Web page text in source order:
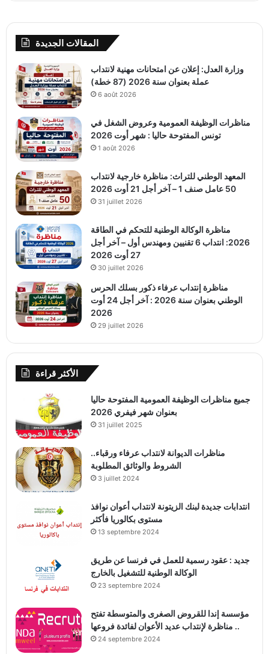
المقالات الجديدة
وزارة العدل: إعلان عن امتحانات مهنية لانتداب
عملة بعنوان سنة 2026 (87 خطة)
6 août 2026
مناظرات الوظيفة العمومية وعروض الشغل في
تونس المفتوحة حاليا : شهر أوت 2026
1 août 2026
المعهد الوطني للتراث: مناظرة خارجية لانتداب
50 عامل صنف 1 – آخر أجل 21 أوت 2026
31 juillet 2026
مناظرة الوكالة الوطنية للتحكم في الطاقة
2026: انتداب 6 تقنيين ومهندس أول – آخر أجل
27 أوت 2026
30 juillet 2026
مناظرة إنتداب عرفاء ذكور بسلك الحرس
الوطني بعنوان سنة 2026 : آخر أجل 24 أوت
2026
29 juillet 2026
الأكثر قراءة
جميع مناظرات الوظيفة العمومية المفتوحة حاليا
بعنوان شهر فيفري 2026
31 juillet 2025
مناظرات الديوانة لانتداب عرفاء ورقباء..
الشروط والوثائق المطلوبة
3 juillet 2024
انتدابات جديدة لبنك الزيتونة لانتداب أعوان نوافذ
مستوى بكالوريا فأكثر
13 septembre 2024
جديد : عقود رسمية للعمل في فرنسا عن طريق
الوكالة الوطنية للتشغيل بالخارج
23 septembre 2024
مؤسسة إندا للقروض الصغرى والمتوسطة تفتح
مناظرة لإنتداب عديد الأعوان لفائدة فروعها ..
24 septembre 2024